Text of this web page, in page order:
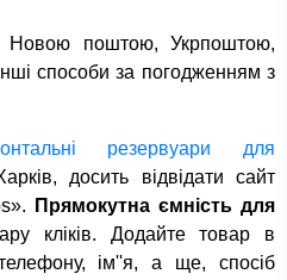
Новою поштою, Укрпоштою,
способи за погодженням з
резервуари для
досить відвідати сайт
Прямокутна ємність для
кліків. Додайте товар в
ім''я, а ще, спосіб